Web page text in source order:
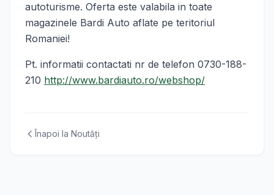
autoturisme. Oferta este valabila in toate
magazinele Bardi Auto aflate pe teritoriul
Romaniei!
Pt. informatii contactati nr de telefon 0730-188-
210 http://www.bardiauto.ro/webshop/
Înapoi la Noutăți